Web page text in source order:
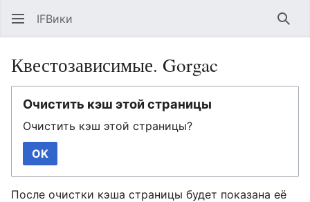
IFВики
Квестозависимые. Gorgac
Очистить кэш этой страницы
Очистить кэш этой страницы?
OK
После очистки кэша страницы будет показана её